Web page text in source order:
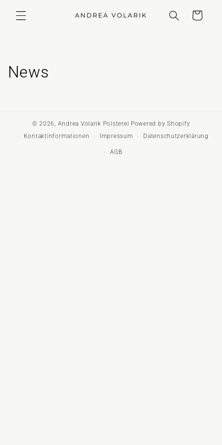
zum
Inhalt
Warenkorb
News
© 2026, Andrea Volarik Polsterei Powered by Shopify
Kontaktinformationen
Impressum Datenschutzerklärung
AGB